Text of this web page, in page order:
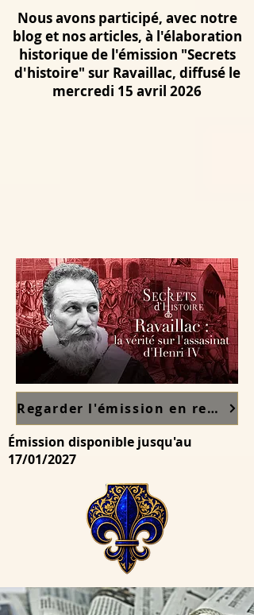
Nous avons participé, avec notre
blog et nos articles, à l'élaboration
historique de l'émission "Secrets
d'histoire" sur Ravaillac, diffusé le
mercredi 15 avril 2026
Regarder l'émission en replay sur France TV ici
Émission disponible jusqu'au
17/01/2027